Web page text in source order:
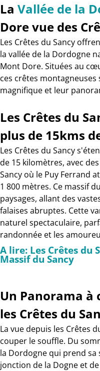
La Vallée de la
Dore vue des
Les Crêtes du Sancy
la vallée de la Dordogne
Mont Dore. Situées au
ces crêtes
magnifique et leur
Les Crêtes du
plus de 15kms
Les Crêtes du Sancy
de 15 kilomètres, avec
Sancy où le Puy Ferrand
1 800 mètres. Ce massif
paysages, allant des
falaises abruptes. Cette
naturel spectaculaire,
randonnée et les
A lire: Les Crêtes du
Massif du Sancy
Un Panorama à
les Crêtes du
La vue depuis les Crêtes
couper le souffle. Du
la Dordogne qui prend sa
jonction de la Dogne et